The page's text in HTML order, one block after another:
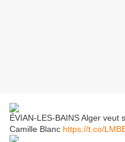
ÉVIAN-LES-BAINS Alger veut
Camille Blanc https://t.co/